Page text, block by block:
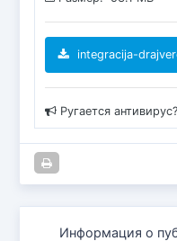
integracija-
Ругается
Информация о